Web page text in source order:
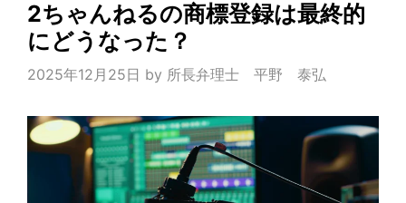
2ちゃんねるの商標登録は最終的
にどうなった？
2025年12月25日 by 所長弁理士 平野 泰弘